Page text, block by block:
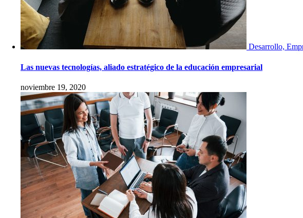
Desarrollo,
Las nuevas tecnologías, aliado estratégico de la educación empresarial
noviembre 19, 2020